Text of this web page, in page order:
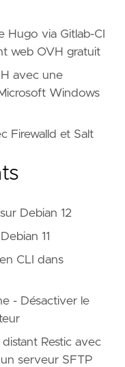
Hugo via Gitlab-CI
web OVH gratuit
avec une
Windows
Firewalld et Salt
Debian 12
11
CLI dans
- Désactiver le
Restic avec
serveur SFTP